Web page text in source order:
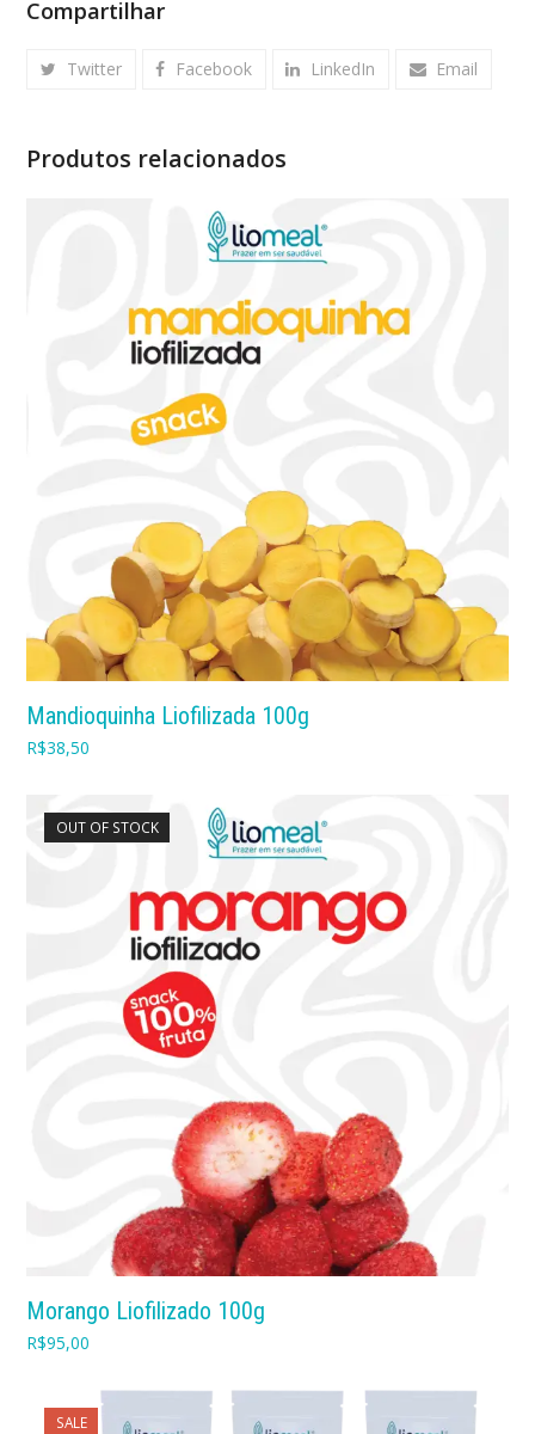
Compartilhar
Twitter Facebook LinkedIn Email
Produtos relacionados
Mandioquinha Liofilizada 100g
R$38,50
OUT OF STOCK
Morango Liofilizado 100g
R$95,00
SALE